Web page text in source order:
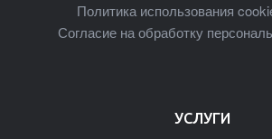
Политика использования
Согласие на обработку
УСЛУГИ